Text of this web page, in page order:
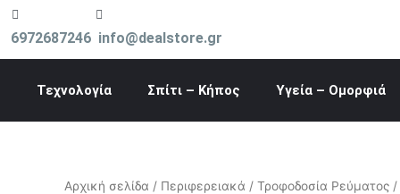
Μετάβαση
στο6972687246 info@dealstore.gr
Τεχνολογία Σπίτι – Κήπος Υγεία – Ομορφιά
Αρχική σελίδα / Περιφερειακά / Τροφοδοσία Ρεύματος /